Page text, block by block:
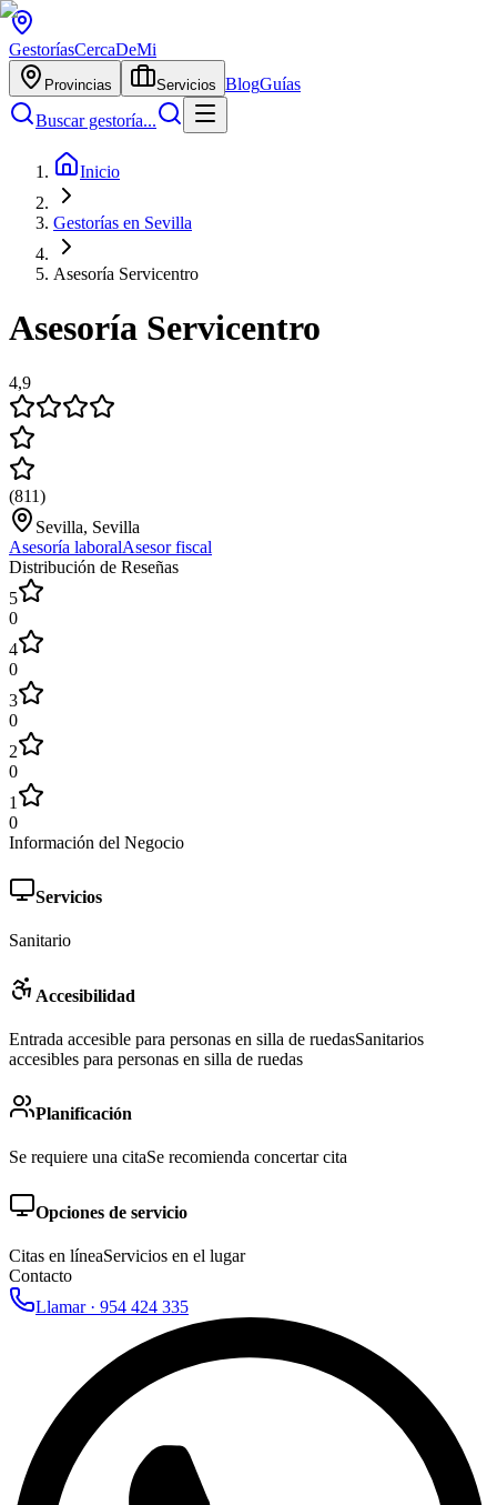
GestoríasCercaDeMi
Provincias Servicios BlogGuías
Buscar gestoría...
Inicio
Gestorías en Sevilla
Asesoría Servicentro
Asesoría Servicentro
4,9
(811)
Sevilla, Sevilla
Asesoría laboralAsesor fiscal
Distribución de Reseñas
5
0
4
0
3
0
2
0
1
0
Información del Negocio
Servicios
Sanitario
Accesibilidad
Entrada accesible para personas en silla de ruedasSanitarios
accesibles para personas en silla de ruedas
Planificación
Se requiere una citaSe recomienda concertar cita
Opciones de servicio
Citas en líneaServicios en el lugar
Contacto
Llamar · 954 424 335